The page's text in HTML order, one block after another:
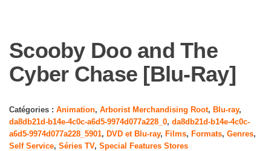
Scooby Doo and The
Cyber Chase [Blu-Ray]
Catégories : Animation, Arborist Merchandising Root, Blu-ray,
da8db21d-b14e-4c0c-a6d5-9974d077a228_0, da8db21d-b14e-4c0c-
a6d5-9974d077a228_5901, DVD et Blu-ray, Films, Formats, Genres,
Self Service, Séries TV, Special Features Stores